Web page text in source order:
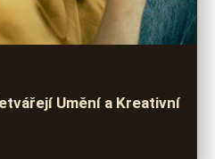
Umění a Kreativní